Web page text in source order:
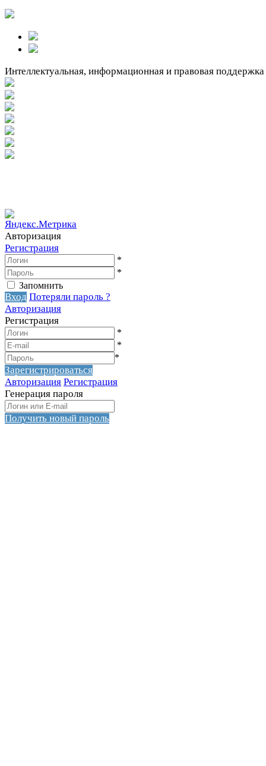
Интеллектуальная, информационная и правовая поддержка
Авторизация
Регистрация
*
*
Запомнить
Вход Потеряли пароль ?
Авторизация
Регистрация
*
*
*
Зарегистрироваться
Авторизация Регистрация
Генерация пароля
Получить новый пароль